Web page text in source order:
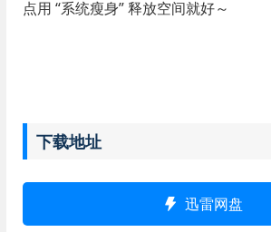
点用 “系统瘦身” 释放空间就好～
下载地址
迅雷网盘